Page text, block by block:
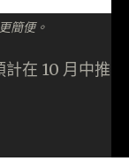
簡便。
在 10 月中推